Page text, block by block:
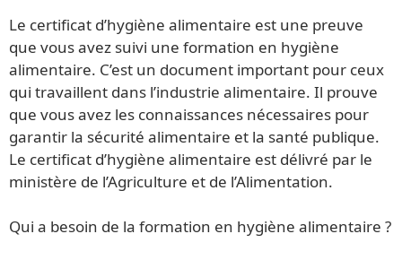
Le certificat d’hygiène alimentaire est une preuve
que vous avez suivi une formation en hygiène
alimentaire. C’est un document important pour ceux
qui travaillent dans l’industrie alimentaire. Il prouve
que vous avez les connaissances nécessaires pour
garantir la sécurité alimentaire et la santé publique.
Le certificat d’hygiène alimentaire est délivré par le
ministère de l’Agriculture et de l’Alimentation.
Qui a besoin de la formation en hygiène alimentaire ?